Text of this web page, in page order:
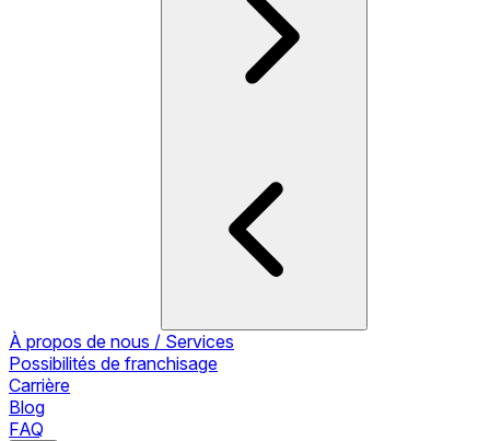
À propos de nous / Services
Possibilités de franchisage
Carrière
Blog
FAQ